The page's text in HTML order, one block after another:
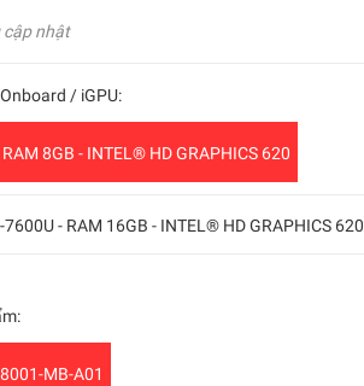
cập nhật
/ iGPU:
8GB - INTEL® HD GRAPHICS 620
- RAM 16GB - INTEL® HD GRAPHICS 620
MB-A01